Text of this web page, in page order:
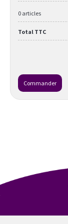
0 articles
Total TTC
Commander